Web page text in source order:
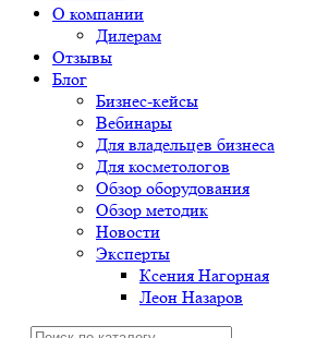
О компании
Дилерам
Отзывы
Блог
Бизнес-кейсы
Вебинары
Для владельцев бизнеса
Для косметологов
Обзор оборудования
Обзор методик
Новости
Эксперты
Ксения Нагорная
Леон Назаров